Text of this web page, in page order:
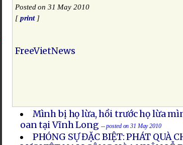
Posted on 31 May 2010
[print]
FreeVietNews
Mình bị họ lừa, hồi trước họ lừa
oan tại Vĩnh Long -- posted on 31 May 2010
PHÓNG SỰ ĐẶC BIỆT: PHÁT QUÀ